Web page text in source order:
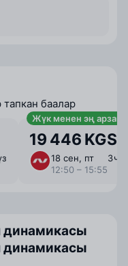
баалар
Жүк менен эң арзан
19 446 KGS
18 сен, пт
12:50 – 15:55
3 ⁠ч